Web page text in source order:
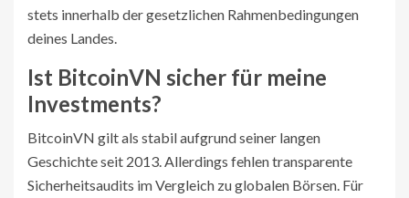
stets innerhalb der gesetzlichen Rahmenbedingungen
deines Landes.
Ist BitcoinVN sicher für meine
Investments?
BitcoinVN gilt als stabil aufgrund seiner langen
Geschichte seit 2013. Allerdings fehlen transparente
Sicherheitsaudits im Vergleich zu globalen Börsen. Für